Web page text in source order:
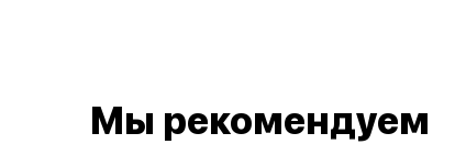
Мы рекомендуем